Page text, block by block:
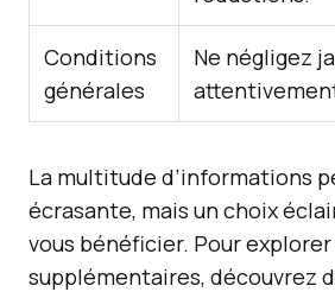
Conditions
générales
Ne négligez
La multitude d’informations
écrasante, mais un choix
vous bénéficier. Pour
supplémentaires, découvrez